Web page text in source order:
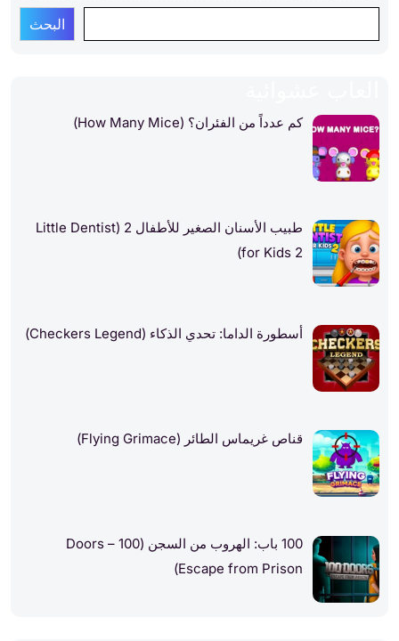
البحث
كم عدداً من الفئران؟ (How Many Mice)
طبيب الأسنان الصغير للأطفال 2 (Little Dentist
for Kids 2)
أسطورة الداما: تحدي الذكاء (Checkers Legend)
قناص غريماس الطائر (Flying Grimace)
100 باب: الهروب من السجن (100 Doors –
Escape from Prison)